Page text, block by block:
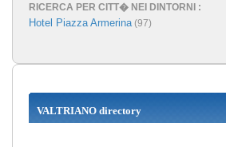
RICERCA PER CITT� NEI DINTORNI :
Hotel Piazza Armerina(97)
VALTRIANO directory